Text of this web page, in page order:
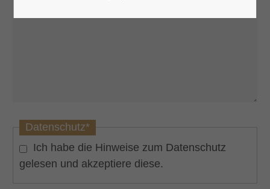
Datenschutz*
Ich habe die Hinweise zum Datenschutz
gelesen und akzeptiere diese.